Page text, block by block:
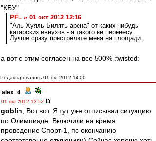
"КБУ"...
PFL » 01 окт 2012 12:16
"Аль Хуяль Билять арена" от каких-нибудь
катарских евнухов - я такого не перенесу.
Лучше сразу пристрелите меня на площади.
а вот с этим согласен на все 500% :twisted:
Редактировалось 01 окт 2012 14:00
alex_d -
01 окт 2012 13:52
goblin , Вот вот. Я тут уже отписывал ситуацию
по Олимпиаде. Включили на время
проведение Спорт-1, по окончанию